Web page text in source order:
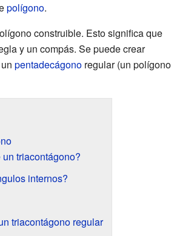
polígono.
construible. Esto significa que
y un compás. Se puede crear
pentadecágonoregular (un polígono
triacontágono?
internos?
triacontágono regular